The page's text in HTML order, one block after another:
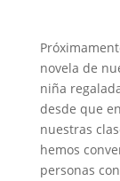
novela de
niña
desde que
nuestras
hemos
personas